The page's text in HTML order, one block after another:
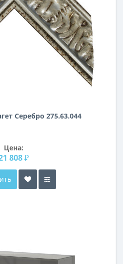
Серебро 275.63.044
Цена:
808 ₽